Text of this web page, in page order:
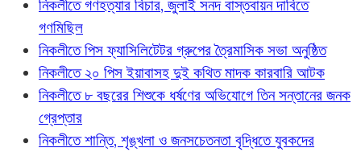
নিকলীতে গণহত্যার বিচার, জুলাই সনদ বাস্তবায়ন দাবিতে
গণমিছিল
নিকলীতে পিস ফ্যাসিলিটেটর গ্রুপের ত্রৈমাসিক সভা অনুষ্ঠিত
নিকলীতে ২০ পিস ইয়াবাসহ দুই কথিত মাদক কারবারি আটক
নিকলীতে ৮ বছরের শিশুকে ধর্ষণের অভিযোগে তিন সন্তানের জনক
গ্রেপ্তার
নিকলীতে শান্তি, শৃঙ্খলা ও জনসচেতনতা বৃদ্ধিতে যুবকদের